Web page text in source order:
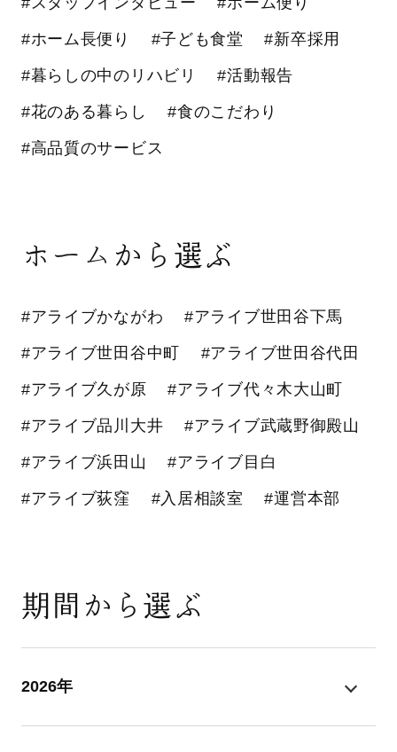
#ホーム長便り #子ども食堂 #新卒採用
#暮らしの中のリハビリ #活動報告
#花のある暮らし #食のこだわり
#高品質のサービス
ホームから選ぶ
#アライブかながわ #アライブ世田谷下馬
#アライブ世田谷中町 #アライブ世田谷代田
#アライブ久が原 #アライブ代々木大山町
#アライブ品川大井 #アライブ武蔵野御殿山
#アライブ浜田山 #アライブ目白
#アライブ荻窪 #入居相談室 #運営本部
期間から選ぶ
2026年